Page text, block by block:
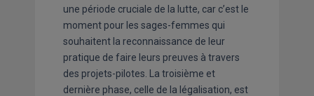
une période cruciale de la lutte, car c’est le
moment pour les sages-femmes qui
souhaitent la reconnaissance de leur
pratique de faire leurs preuves à travers
des projets-pilotes. La troisième et
dernière phase, celle de la légalisation, est